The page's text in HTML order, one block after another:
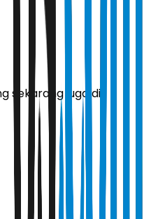
sekarang juga di